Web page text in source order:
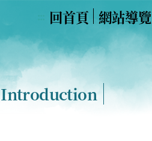
回首頁 網站導覽
Introduction